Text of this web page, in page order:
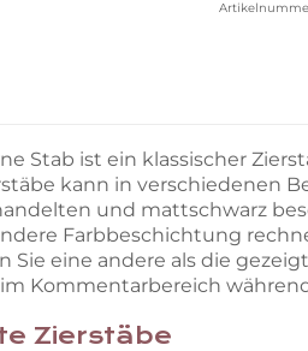
Stab ist ein klassischer
kann in verschiedenen
und mattschwarz
Farbbeschichtung
Sie eine andere als die
Kommentarbereich
Zierstäbe